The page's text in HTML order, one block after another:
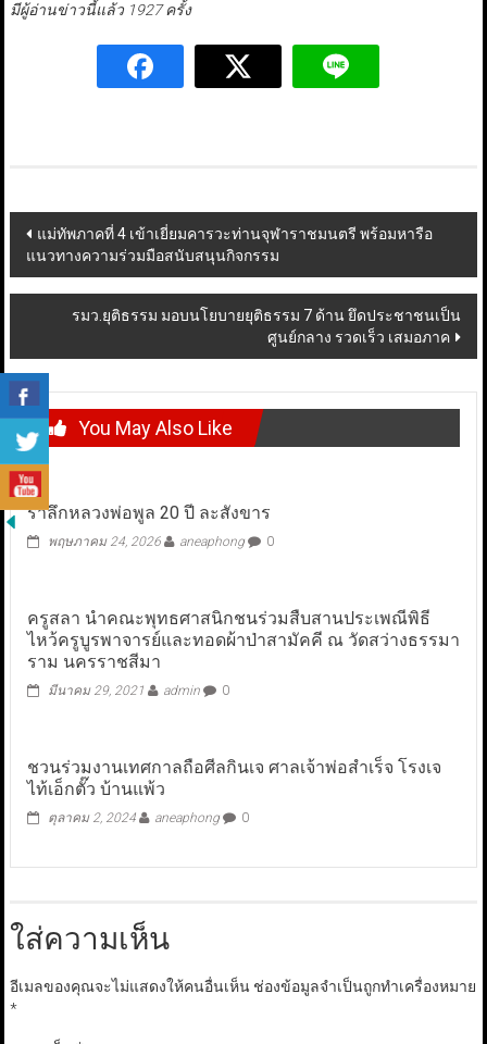
มีผู้อ่านข่าวนี้แล้ว 1927 ครั้ง
Post
navigation
แม่ทัพภาคที่ 4 เข้าเยี่ยมคารวะท่านจุฬาราชมนตรี พร้อมหารือ
แนวทางความร่วมมือสนับสนุนกิจกรรม
รมว.ยุติธรรม มอบนโยบายยุติธรรม 7 ด้าน ยึดประชาชนเป็น
ศูนย์กลาง รวดเร็ว เสมอภาค
You May Also Like
รำลึกหลวงพ่อพูล 20 ปี ละสังขาร
พฤษภาคม 24, 2026 aneaphong 0
ครูสลา นำคณะพุทธศาสนิกชนร่วมสืบสานประเพณีพิธี
ไหว้ครูบูรพาจารย์และทอดผ้าป่าสามัคคี ณ วัดสว่างธรรมา
ราม นครราชสีมา
มีนาคม 29, 2021 admin 0
ชวนร่วมงานเทศกาลถือศีลกินเจ ศาลเจ้าพ่อสำเร็จ โรงเจ
ไท้เอ็กตั๊ว บ้านแพ้ว
ตุลาคม 2, 2024 aneaphong 0
ใส่ความเห็น
อีเมลของคุณจะไม่แสดงให้คนอื่นเห็น ช่องข้อมูลจำเป็นถูกทำเครื่องหมาย
*